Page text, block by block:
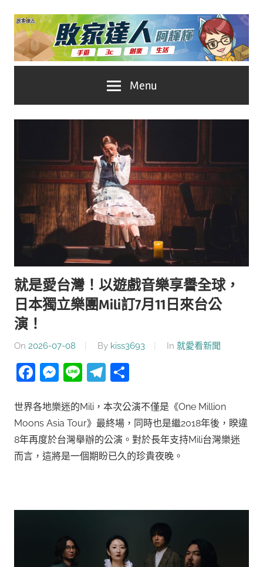
Skip
content
家
人
推
薦
No.1
遊
體。
Menu
就是愛台灣！以遊戲音樂享譽全球，
日本獨立樂團Mili訂7月11日來台公
演！
On 2026-07-08 By kiss3693 In 就愛看新聞
Facebook
Messenger
LineTelegram
世界各地樂迷的Mili，本次公演不僅是《One Million
Moons Asia Tour》最終場，同時也是繼2018年後，睽違
8年再度於台灣舉辦的公演。對於長年支持Mili台灣樂迷
而言，這將是一個期盼已久的珍貴夜晚。